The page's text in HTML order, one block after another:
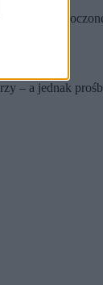
Stany
– a jednak